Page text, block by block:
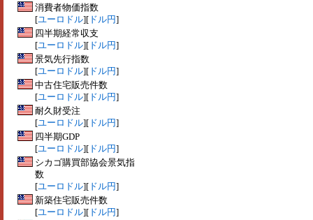
消費者物価指数
[ユーロドル][ ドル円]
四半期経常収支
[ユーロドル][ ドル円]
景気先行指数
[ユーロドル][ ドル円]
中古住宅販売件数
[ユーロドル][ ドル円]
耐久財受注
[ユーロドル][ ドル円]
四半期GDP
[ユーロドル][ ドル円]
シカゴ購買部協会景気指
数
[ユーロドル][ ドル円]
新築住宅販売件数
[ユーロドル][ ドル円]